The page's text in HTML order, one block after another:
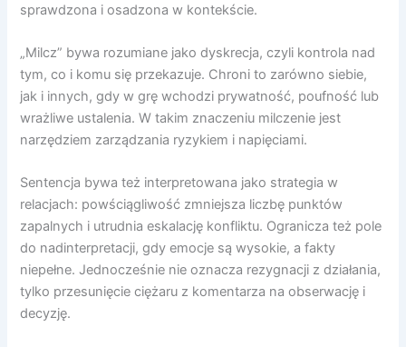
sprawdzona i osadzona w kontekście.
„Milcz” bywa rozumiane jako dyskrecja, czyli kontrola nad
tym, co i komu się przekazuje. Chroni to zarówno siebie,
jak i innych, gdy w grę wchodzi prywatność, poufność lub
wrażliwe ustalenia. W takim znaczeniu milczenie jest
narzędziem zarządzania ryzykiem i napięciami.
Sentencja bywa też interpretowana jako strategia w
relacjach: powściągliwość zmniejsza liczbę punktów
zapalnych i utrudnia eskalację konfliktu. Ogranicza też pole
do nadinterpretacji, gdy emocje są wysokie, a fakty
niepełne. Jednocześnie nie oznacza rezygnacji z działania,
tylko przesunięcie ciężaru z komentarza na obserwację i
decyzję.